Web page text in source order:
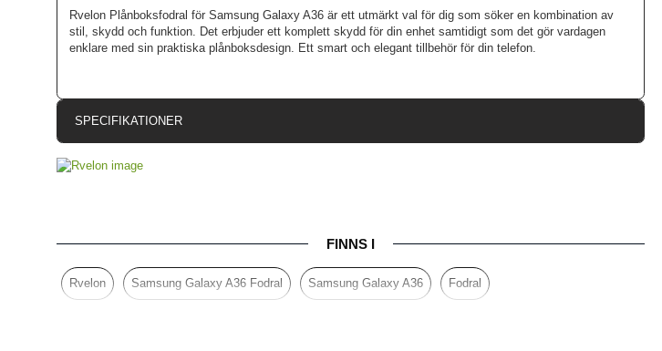
Rvelon Plånboksfodral för Samsung Galaxy A36 är ett utmärkt val för dig som söker en kombination av
stil, skydd och funktion. Det erbjuder ett komplett skydd för din enhet samtidigt som det gör vardagen
enklare med sin praktiska plånboksdesign. Ett smart och elegant tillbehör för din telefon.
SPECIFIKATIONER
Egenskaper Kortfack
Färg
Material
FINNS I
Rvelon Samsung Galaxy A36 Fodral Samsung Galaxy A36 Fodral